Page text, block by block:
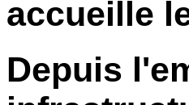
accueille
Depuis